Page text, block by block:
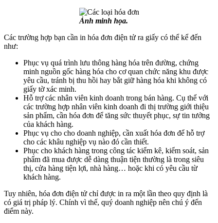
Ảnh minh họa.
Các trường hợp bạn cần in hóa đơn điện tử ra giấy có thể kể đến
như:
Phục vụ quá trình lưu thông hàng hóa trên đường, chứng
minh nguồn gốc hàng hóa cho cơ quan chức năng khu được
yêu cầu, tránh bị thu hồi hay bắt giữ hàng hóa khi không có
giấy tờ xác minh.
Hỗ trợ các nhân viên kinh doanh trong bán hàng. Cụ thể với
các trường hợp nhân viên kinh doanh đi thị trường giới thiệu
sản phẩm, cần hóa đơn để tăng sức thuyết phục, sự tin tưởng
của khách hàng.
Phục vụ cho cho doanh nghiệp, cần xuất hóa đơn để hỗ trợ
cho các khâu nghiệp vụ nào đó cần thiết.
Phục cho khách hàng trong công tác kiểm kê, kiểm soát, sản
phẩm đã mua được dễ dàng thuận tiện thường là trong siêu
thị, cửa hàng tiện lợi, nhà hàng… hoặc khi có yêu cầu từ
khách hàng.
Tuy nhiên, hóa đơn điện tử chỉ được in ra một lần theo quy định là
có giá trị pháp lý. Chính vì thế, quý doanh nghiệp nên chú ý đến
điểm này.